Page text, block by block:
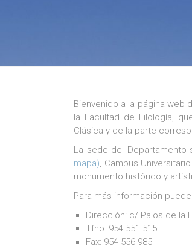
Bienvenido a la página web
la Facultad de Filología,
Clásica y de la parte
La sede del Departamento
mapa), Campus
monumento histórico y
Para más información
Dirección: c/ Palos de la
Tfno: 954 551 515
Fax: 954 556 985